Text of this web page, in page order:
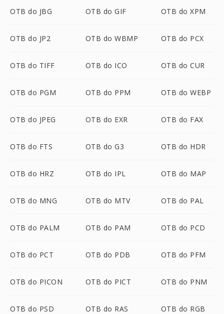
OTB do JBG OTB do GIF OTB do XPM
OTB do JP2 OTB do WBMP OTB do PCX
OTB do TIFF OTB do ICO OTB do CUR
OTB do PGM OTB do PPM OTB do WEBP
OTB do JPEG OTB do EXR OTB do FAX
OTB do FTS OTB do G3 OTB do HDR
OTB do HRZ OTB do IPL OTB do MAP
OTB do MNG OTB do MTV OTB do PAL
OTB do PALM OTB do PAM OTB do PCD
OTB do PCT OTB do PDB OTB do PFM
OTB do PICON OTB do PICT OTB do PNM
OTB do PSD OTB do RAS OTB do RGB